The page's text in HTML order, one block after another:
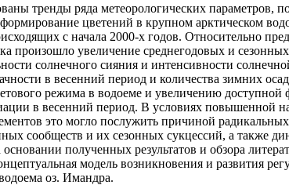
тренды ряда метеорологических параметров,
цветений в крупном арктическом
с начала 2000-х годов. Относительно
произошло увеличение среднегодовых и сезонных
солнечного сияния и интенсивности
в весенний период и количества зимних
режима в водоеме и увеличению доступной
в весенний период. В условиях повышенной
это могло послужить причиной
сообществ и их сезонных сукцессий, а также
полученных результатов и обзора
модель возникновения и развития
оз. Имандра.